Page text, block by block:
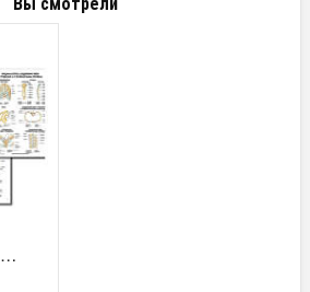
Анатомические плакаты...